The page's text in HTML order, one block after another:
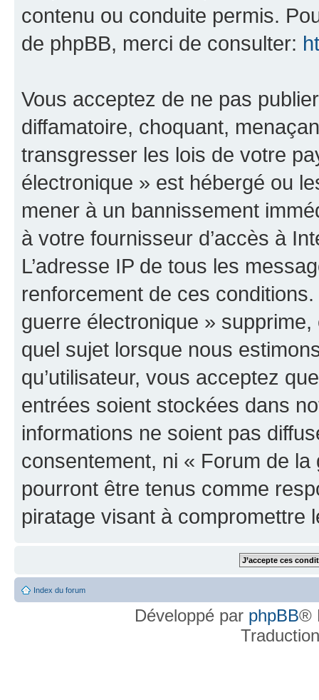
contenu ou conduite permis.
de phpBB, merci de consulter:
Vous acceptez de ne pas
diffamatoire, choquant,
transgresser les lois de votre
électronique » est hébergé ou
mener à un bannissement
à votre fournisseur d’accès à
L’adresse IP de tous les
renforcement de ces
guerre électronique »
quel sujet lorsque nous
qu’utilisateur, vous acceptez
entrées soient stockées dans
informations ne soient pas
consentement, ni « Forum de
pourront être tenus comme
piratage visant à compromettre
Index du forum
Développé par phpBB®